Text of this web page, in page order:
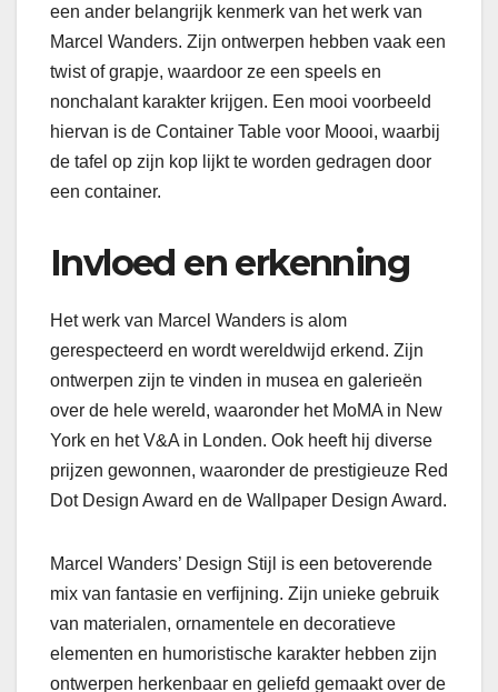
een ander belangrijk kenmerk van het werk van
Marcel Wanders. Zijn ontwerpen hebben vaak een
twist of grapje, waardoor ze een speels en
nonchalant karakter krijgen. Een mooi voorbeeld
hiervan is de Container Table voor Moooi, waarbij
de tafel op zijn kop lijkt te worden gedragen door
een container.
Invloed en erkenning
Het werk van Marcel Wanders is alom
gerespecteerd en wordt wereldwijd erkend. Zijn
ontwerpen zijn te vinden in musea en galerieën
over de hele wereld, waaronder het MoMA in New
York en het V&A in Londen. Ook heeft hij diverse
prijzen gewonnen, waaronder de prestigieuze Red
Dot Design Award en de Wallpaper Design Award.
Marcel Wanders’ Design Stijl is een betoverende
mix van fantasie en verfijning. Zijn unieke gebruik
van materialen, ornamentele en decoratieve
elementen en humoristische karakter hebben zijn
ontwerpen herkenbaar en geliefd gemaakt over de